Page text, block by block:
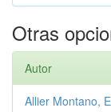
Otras
Autor
Allier Montano,